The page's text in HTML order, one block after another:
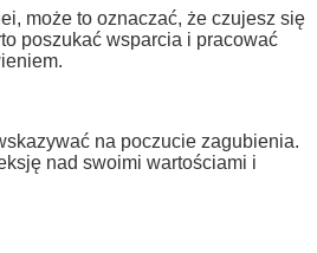
może to oznaczać, że czujesz się
poszukać wsparcia i pracować
na poczucie zagubienia.
nad swoimi wartościami i